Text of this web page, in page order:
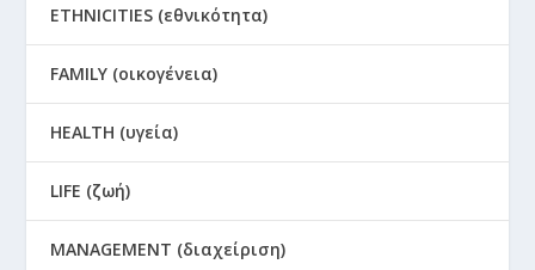
ETHNICITIES (εθνικότητα)
FAMILY (οικογένεια)
HEALTH (υγεία)
LIFE (ζωή)
MANAGEMENT (διαχείριση)